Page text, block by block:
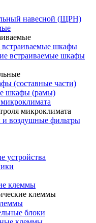
навесной (ЩРН)
встраиваемые шкафы
встраиваемые шкафы
(составные части)
шкафы (рамы)
микроклимата
и воздушные фильтры
устройства
клеммы
клеммы
блоки